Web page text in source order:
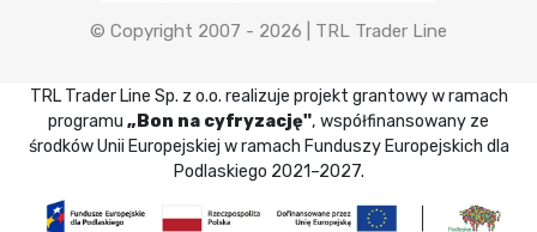
© Copyright 2007 - 2026 | TRL Trader Line
TRL Trader Line Sp. z o.o. realizuje projekt grantowy w ramach
programu „Bon na cyfryzację", współfinansowany ze
środków Unii Europejskiej w ramach Funduszy Europejskich dla
Podlaskiego 2021–2027.